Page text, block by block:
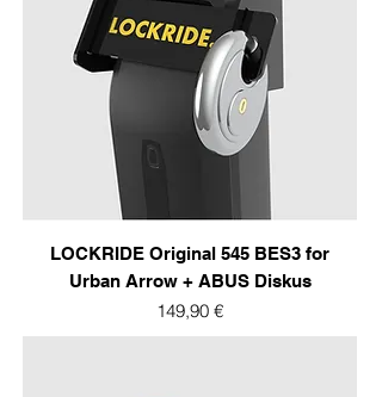
LOCKRIDE Original 545 BES3 for
Urban Arrow + ABUS Diskus
Prix
149,90 €